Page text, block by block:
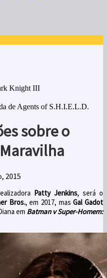
Knight III
de Agents of S.H.I.E.L.D.
sobre o
2015
Patty Jenkins, será o
Bros., em 2017, masGal Gadot
em Batman v Super-Homem: